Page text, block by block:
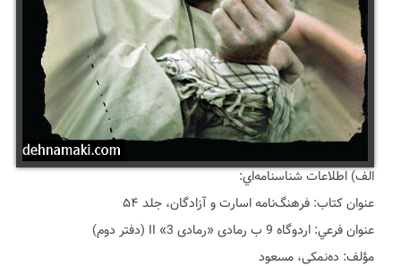
الف) اطلاعات شناسنامه‌اي:
عنوان كتاب: فرهنگ‌نامه اسارت و آزادگان، جلد ۵۴
عنوان فرعي: اردوگاه 9 ب رمادی «رمادی 3» II (دفتر دوم)
مؤلف: ده‌نمکی، مسعود